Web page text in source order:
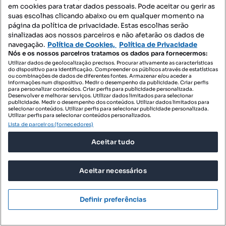
55 000 €13,92 €/m²
Terreno para venda
Preço por metro quadrado
3950 m²
em cookies para tratar dados pessoais. Pode aceitar ou gerir as
suas escolhas clicando abaixo ou em qualquer momento na
página da política de privacidade. Estas escolhas serão
sinalizadas aos nossos parceiros e não afetarão os dados de
navegação. Política de Cookies, Política de Privacidade
Nós e os nossos parceiros tratamos os dados para fornecermos:
Utilizar dados de geolocalização precisos. Procurar ativamente as características
do dispositivo para identificação. Compreender os públicos através de estatísticas
ou combinações de dados de diferentes fontes. Armazenar e/ou aceder a
informações num dispositivo. Medir o desempenho da publicidade. Criar perfis
para personalizar conteúdos. Criar perfis para publicidade personalizada.
Desenvolver e melhorar serviços. Utilizar dados limitados para selecionar
publicidade. Medir o desempenho dos conteúdos. Utilizar dados limitados para
selecionar conteúdos. Utilizar perfis para selecionar publicidade personalizada.
Utilizar perfis para selecionar conteúdos personalizados.
Lista de parceiros (fornecedores)
Aceitar tudo
Aceitar necessários
Definir preferências